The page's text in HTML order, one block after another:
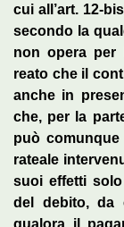
cui all’art. 12-
secondo la
non opera per
reato che il
anche in
che, per la
può comunque
rateale
suoi effetti
del debito, da
qualora il